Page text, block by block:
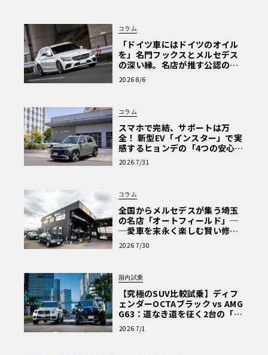
コラム
「ドイツ車にはドイツのオイル
を」名門フックスとメルセデス
の深い縁。名店が推す公認の安
心と、Cクラスで味わうシルキー
な走り〈PR〉
2026 8/6
コラム
スマホで完結、サポートは万
全！ 新型EV「インスター」で実
感するヒョンデの「4つの安心」
【第1回・ヒョンデ6つの疑問：
Why? Hyundai?】〈PR〉
2026 7/31
コラム
全国からメルセデスが集う埼玉
の名店「オートフィールド」─
─愛車を末永く楽しむ賢い修理
術と、プロがフックス製オイル
を選ぶ理由〈PR〉
2026 7/30
国内試乗
【究極のSUV比較試乗】ディフ
ェンダーOCTAブラック vs AMG
G63：道なき道を征く2台の「対
極的アプローチ」
2026 7/1